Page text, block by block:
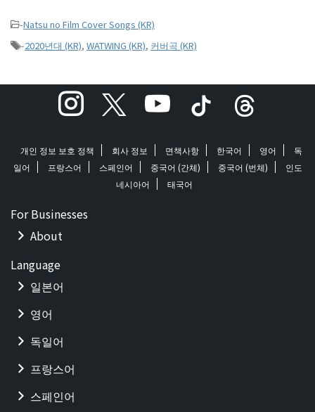
-Natsu no Film Cover Songs (KR)
-2020년대 (KR), WATWING (KR), 커버곡 (KR)
개인 정보 보호 정책 회사 정보 면책사항 한국어 영어
독
일어
프랑스어 스페인어 중국어 (간체) 중국어 (번체)
인도
네시아어
태국어
For Businesses
About
Language
일본어
영어
독일어
프랑스어
스페인어